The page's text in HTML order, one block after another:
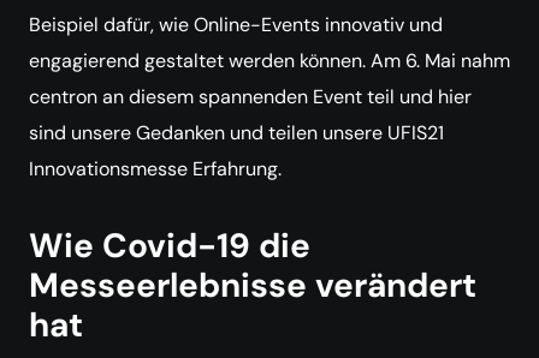
Beispiel dafür, wie Online-Events innovativ und
engagierend gestaltet werden können. Am 6. Mai nahm
centron an diesem spannenden Event teil und hier
sind unsere Gedanken und teilen unsere UFIS21
Innovationsmesse Erfahrung.
Wie Covid-19 die
Messeerlebnisse verändert
hat